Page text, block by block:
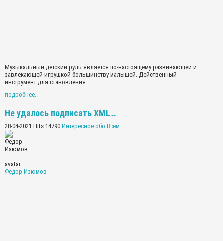
Музыкальный детский руль является по-настоящему развивающей и
завлекающей игрушкой большинству малышей. Действенный
инструмент для становления...
подробнее..
Не удалось подписать XML…
28-04-2021 Hits:14790 Интересное обо Всём
Федор Изюмов